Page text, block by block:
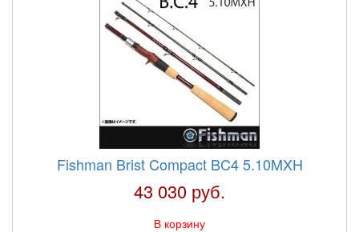
Fishman Brist Compact BC4 5.10MXH
43 030 руб.
В корзину